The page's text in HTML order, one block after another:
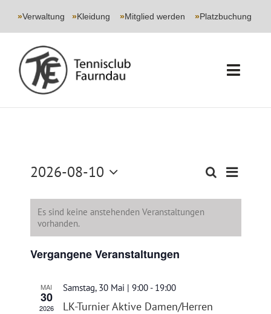
»Verwaltung »Kleidung »Mitglied werden »Platzbuchung
JUGEND
EVENTS
NEWS
Suche
und
SucheMonat
2026-08-10
wählen.
Es sind keine anstehenden Veranstaltungen
vorhanden.
Vergangene Veranstaltungen
MAI
30
2026
Samstag, 30 Mai | 9:00- 19:00
LK-Turnier Aktive Damen/Herren